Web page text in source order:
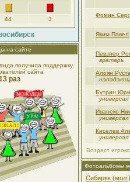
44 3
на сайте
получила поддержку
сайта
раз
Фомин
Яким Павел
Певзнер
вратарь
Алоян
Бутрин
универсал
Иванеко
универсал
Киселев
универсал
Возраст
Фотоальбомы
Сибиряк